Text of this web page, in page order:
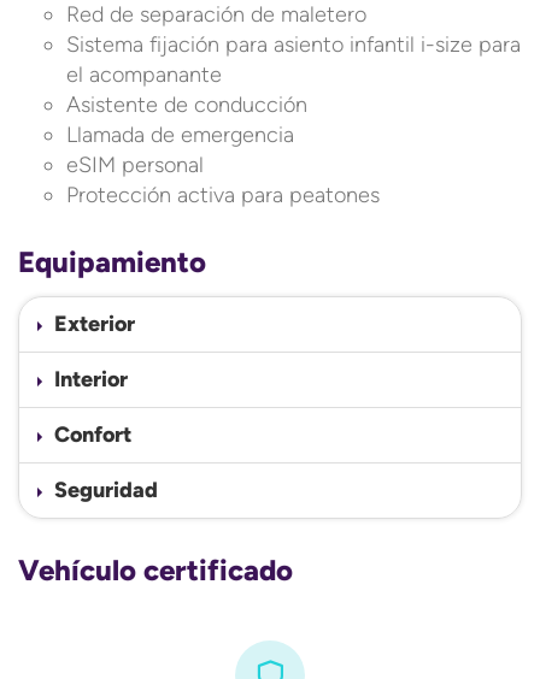
Red de separación de maletero
Sistema fijación para asiento infantil i-size para
el acompanante
Asistente de conducción
Llamada de emergencia
eSIM personal
Protección activa para peatones
Equipamiento
Exterior
Interior
Confort
Seguridad
Vehículo certificado